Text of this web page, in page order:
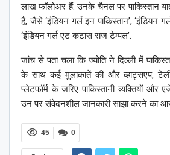
लाख फॉलोअर हैं. उनके चैनल पर पाकिस्तान
हैं, जैसे ‘इंडियन गर्ल इन पाकिस्तान’, ‘इंडियन
‘इंडियन गर्ल एट कटास राज टेम्पल’.
जांच से पता चला कि ज्योति ने दिल्ली में
के साथ कई मुलाकातें कीं और व्हाट्सएप,
प्लेटफॉर्म के जरिए पाकिस्तानी व्यक्तियों और
उन पर संवेदनशील जानकारी साझा करने का
0
45